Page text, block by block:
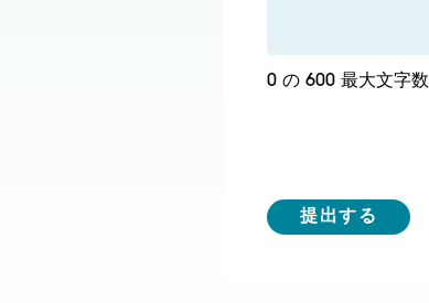
0 の 600 最大文字数